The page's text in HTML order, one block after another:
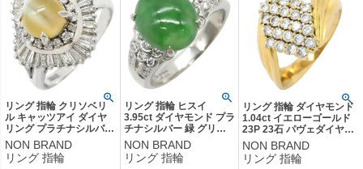
リング 指輪 クリソベリ
ル キャッツアイ ダイヤ
リング プラチナシルバー
猫目石 2.25ctct プラチナ
ム PT ダイヤモンド オー
バル 15号 【中古】
NON BRAND
リング 指輪
リング 指輪 ヒスイ
3.95ct ダイヤモンド プラ
チナシルバー 緑 グリー
ン 翡翠 ひすい ジェダイ
ト プラチナ900 11号
【中古】
NON BRAND
リング 指輪
リング 指輪 ダイヤモンド
1.04ct イエローゴールド
23P 23石 パヴェダイヤ
18K 750 YG デザインリ
ング 15.5号 【中古】
NON BRAND
リング 指輪